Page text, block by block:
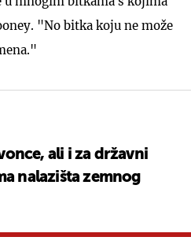
"No bitka koju ne može
ali i za državni
nalazišta zemnog